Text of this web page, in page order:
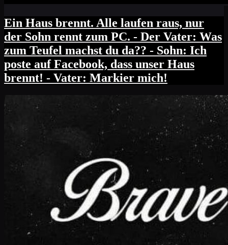
Ein Haus brennt. Alle laufen raus, nur
der Sohn rennt zum PC. - Der Vater: Was
zum Teufel machst du da?? - Sohn: Ich
poste auf Facebook, dass unser Haus
brennt! - Vater: Markier mich!